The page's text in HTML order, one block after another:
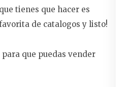
tienes que hacer es
de catalogos y listo!
que puedas vender